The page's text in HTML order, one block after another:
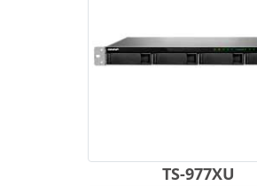
TS-977XU